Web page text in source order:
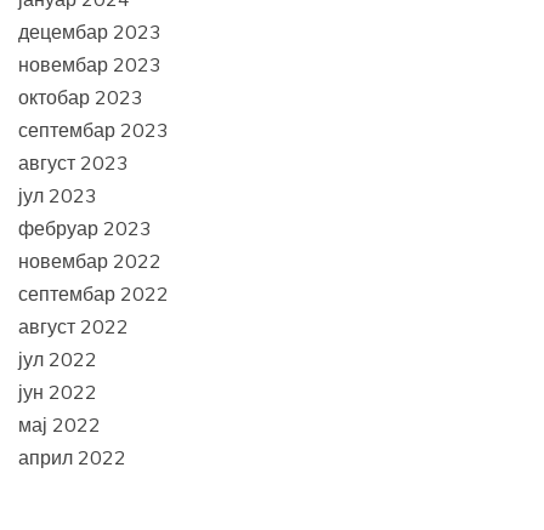
децембар 2023
новембар 2023
октобар 2023
септембар 2023
август 2023
јул 2023
фебруар 2023
новембар 2022
септембар 2022
август 2022
јул 2022
јун 2022
мај 2022
април 2022